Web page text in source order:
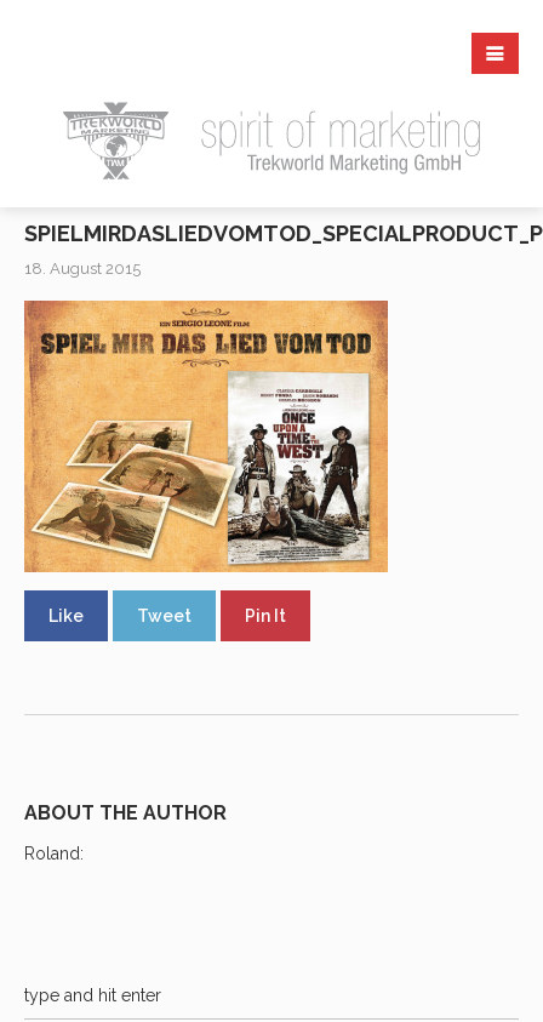
18. August 2015
Like Tweet Pin It
ABOUT THE AUTHOR
Roland: